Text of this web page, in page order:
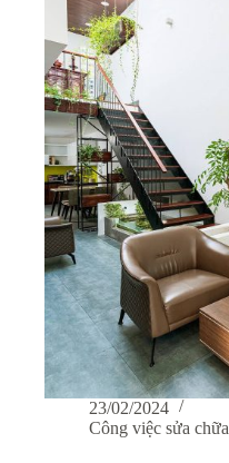
chính
xác
100%
23/02/2024
Công việc sửa